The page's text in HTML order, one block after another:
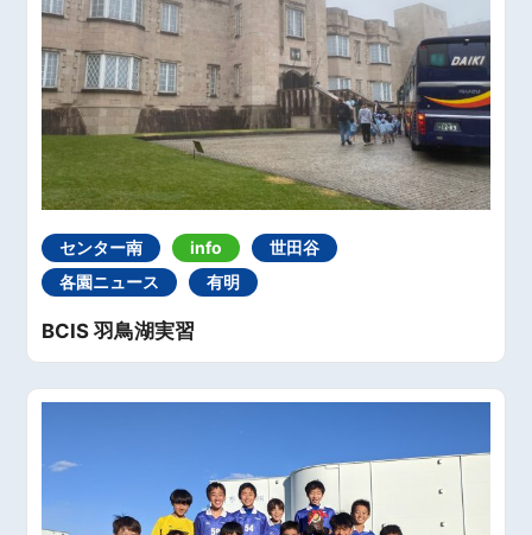
センター南 info
世田谷
各園ニュース
有明
BCIS 羽鳥湖実習